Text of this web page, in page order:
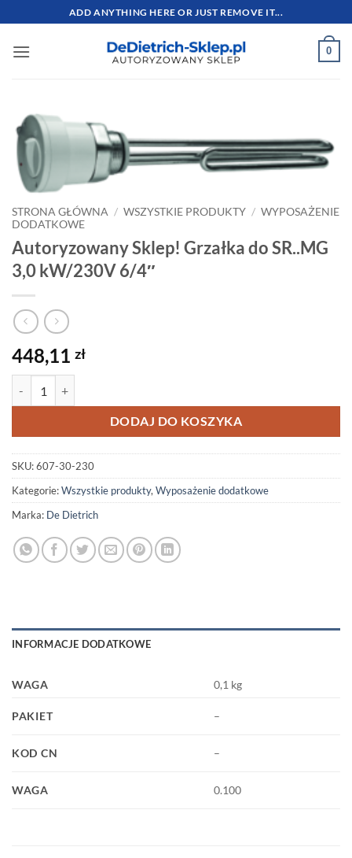
do
zawartości
ADD ANYTHING HERE OR JUST REMOVE IT...
0
STRONA GŁÓWNA / WSZYSTKIE PRODUKTY / WYPOSAŻENIE
DODATKOWE
Autoryzowany Sklep! Grzałka do SR..MG
3,0 kW/230V 6/4″
448,11 zł
DODAJ DO KOSZYKA
SKU:607-30-230
Kategorie:Wszystkie produkty,Wyposażenie dodatkowe
Marka: De Dietrich
INFORMACJE DODATKOWE
WAGA 0,1 kg
PAKIET –
KOD CN –
WAGA 0.100